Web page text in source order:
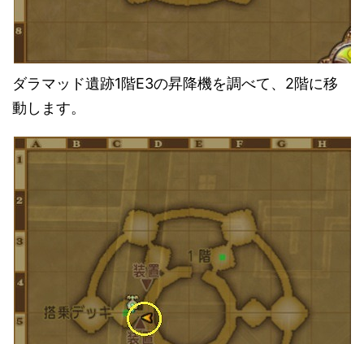
ダラマッド遺跡1階E3の昇降機を調べて、2階に移
動します。